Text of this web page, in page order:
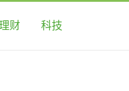
财 科技